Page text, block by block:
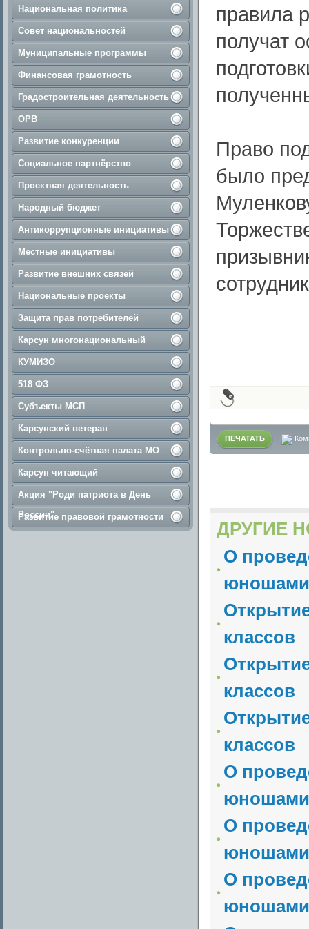
Национальная политика
Совет национальностей
Муниципальные программы
Финансовая грамотность
Градостроительная деятельность
ОРВ
Развитие конкуренции
Социальное партнёрство
Проектная деятельность
Народный бюджет
Антикоррупционные инициативы
Местные инициативы
Развитие внешних связей
Национальные проекты
Защита прав потребителей
Карсун многонациональный
КУМИЗО
518 ФЗ
Субъекты МСП
Карсунский ветеран
Контрольно-счётная палата МО
Карсун читающий
Акция "Роди патриота в День
России"
Развитие правовой грамотности
правила
получат
Право
было
ПЕЧАТАТЬ
ДРУГИЕ
О
юношами
классов
классов
классов
О
юношами
О
юношами
О
юношами